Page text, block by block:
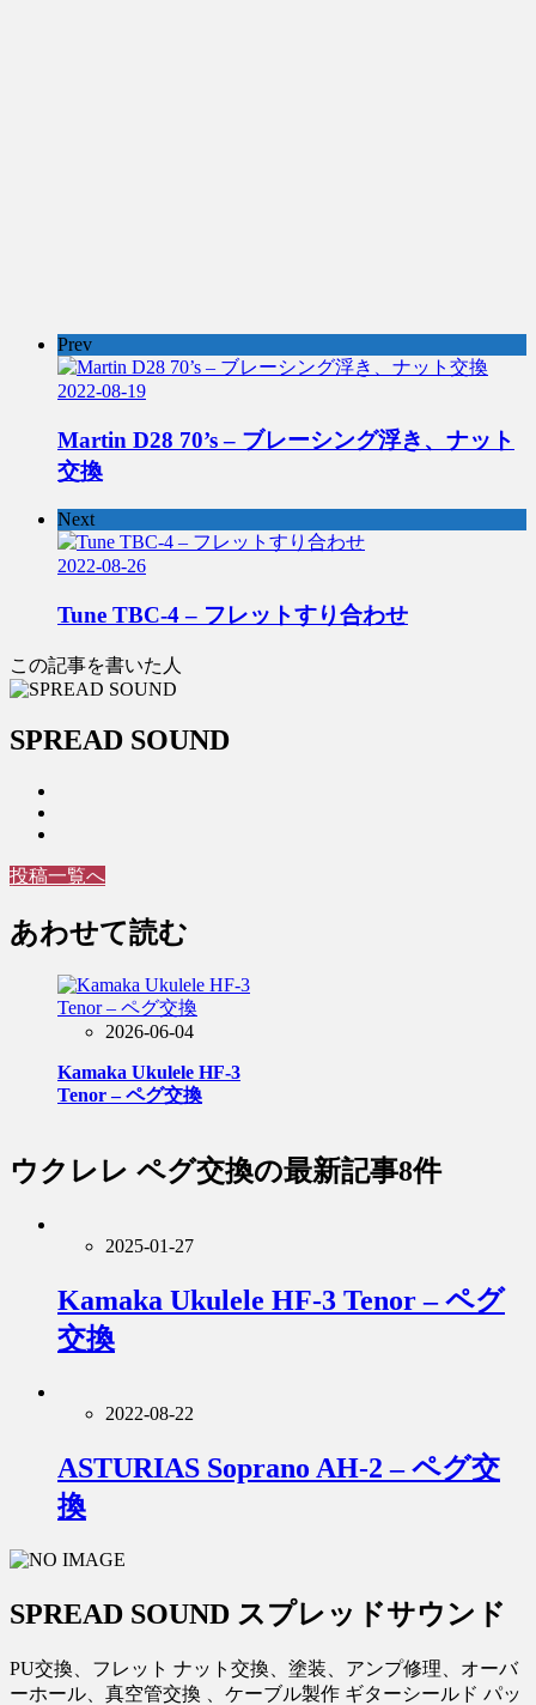
Prev
2022-08-19
Martin D28 70’s – ブレーシング浮き、ナット
交換
Next
2022-08-26
Tune TBC-4 – フレットすり合わせ
この記事を書いた人
SPREAD SOUND
投稿一覧へ
あわせて読む
2026-06-04
Kamaka Ukulele HF-3
Tenor – ペグ交換
ウクレレ ペグ交換の最新記事8件
2025-01-27
Kamaka Ukulele HF-3 Tenor – ペグ
交換
2022-08-22
ASTURIAS Soprano AH-2 – ペグ交
換
SPREAD SOUND スプレッドサウンド
PU交換、フレット ナット交換、塗装、アンプ修理、オーバ
ーホール、真空管交換 、ケーブル製作 ギターシールド パッ